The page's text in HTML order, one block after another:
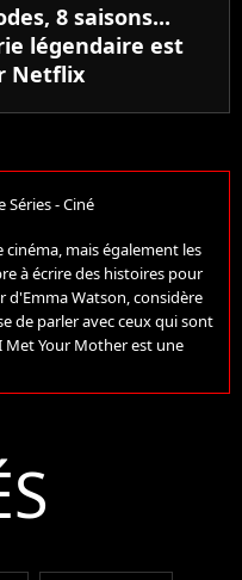
8 saisons...
légendaire est
Netflix
Séries - Ciné
cinéma, mais également les
à écrire des histoires pour
d'Emma Watson, considère
de parler avec ceux qui sont
Met Your Mother est une